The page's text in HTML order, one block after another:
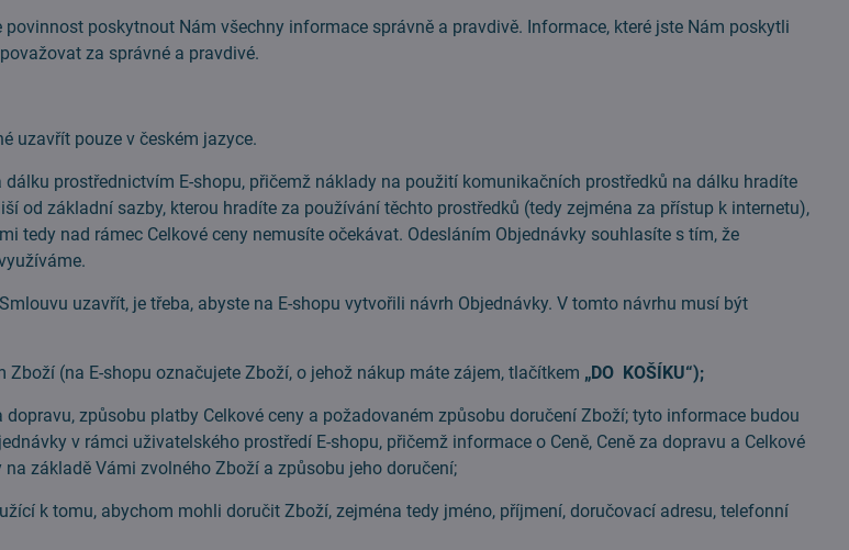
poskytnout Nám všechny informace správně a pravdivě. Informace, které jste Nám poskytli
za správné a pravdivé.
pouze v českém jazyce.
prostřednictvím E-shopu, přičemž náklady na použití komunikačních prostředků na dálku hradíte
od základní sazby, kterou hradíte za používání těchto prostředků (tedy zejména za přístup k internetu),
tedy nad rámec Celkové ceny nemusíte očekávat. Odesláním Objednávky souhlasíte s tím, že
uzavřít, je třeba, abyste na E-shopu vytvořili návrh Objednávky. V tomto návrhu musí být
(na E-shopu označujete Zboží, o jehož nákup máte zájem, tlačítkem „DO KOŠÍKU“);
způsobu platby Celkové ceny a požadovaném způsobu doručení Zboží; tyto informace budou
v rámci uživatelského prostředí E-shopu, přičemž informace o Ceně, Ceně za dopravu a Celkové
základě Vámi zvolného Zboží a způsobu jeho doručení;
k tomu, abychom mohli doručit Zboží, zejména tedy jméno, příjmení, doručovací adresu, telefonní